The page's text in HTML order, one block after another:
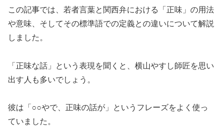
この記事では、若者言葉と関西弁における「正味」の用法
や意味、そしてその標準語での定義との違いについて解説
しました。
「正味な話」という表現を聞くと、横山やすし師匠を思い
出す人も多いでしょう。
彼は「○○やで、正味の話が」というフレーズをよく使っ
ていました。